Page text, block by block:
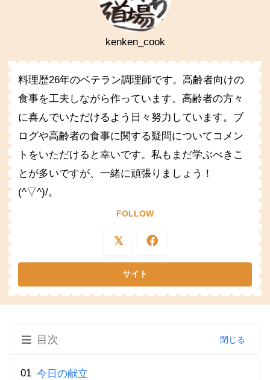
kenken_cook
料理歴26年のベテラン調理師です。高齢者向けの
食事を工夫しながら作っています。高齢者の方々
に喜んでいただけるよう日々努力しています。ブ
ログや高齢者の食事に関する疑問についてコメン
トをいただけると幸いです。私もまだ学ぶべきこ
とが多いですが、一緒に頑張りましょう！
(^▽^)/。
FOLLOW
目次
今日の献立